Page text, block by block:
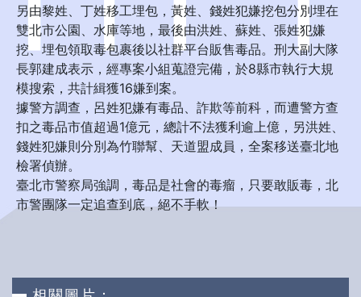
另由黎姓、丁姓移工埋包，黃姓、錢姓犯嫌挖包分別埋在
雙北市公園、水庫等地，最後由洪姓、蘇姓、張姓犯嫌
挖、埋包領取毒包裹後以社群平台販售毒品。刑大副大隊
長郭建成表示，經專案小組蒐證完備，於8縣市執行大規
模搜索，共計緝獲16嫌到案。
據警方調查，呂姓犯嫌有毒品、詐欺等前科，而遭警方查
扣之毒品市值超過1億元，總計不法獲利逾上億，另洪姓、
錢姓犯嫌則分別為竹聯幫、天道盟成員，全案移送臺北地
檢署偵辦。
臺北市警察局強調，毒品是社會的毒瘤，只要敢販毒，北
市警團隊一定追查到底，絕不手軟！